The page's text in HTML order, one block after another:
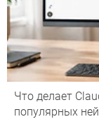
Что делает
популярных